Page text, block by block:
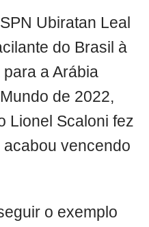
Ubiratan Leal
do Brasil à
a Arábia
de 2022,
Lionel Scaloni fez
vencendo
o exemplo